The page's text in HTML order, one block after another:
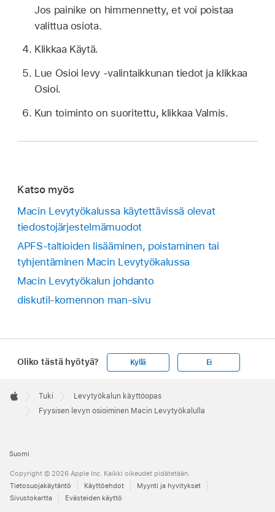
Jos painike on himmennetty, et voi poistaa
valittua osiota.
Klikkaa Käytä.
Lue Osioi levy -valintaikkunan tiedot ja klikkaa
Osioi.
Kun toiminto on suoritettu, klikkaa Valmis.
Katso myös
Macin Levytyökalussa käytettävissä olevat
tiedostojärjestelmämuodot
APFS-taltioiden lisääminen, poistaminen tai
tyhjentäminen Macin Levytyökalussa
Macin Levytyökalun johdanto
diskutil-komennon man-sivu
Oliko tästä hyötyä? Kyllä Ei
Footer

Apple
Tuki
Levytyökalun käyttöopas
Fyysisen levyn osioiminen Macin Levytyökalulla
Suomi
Copyright © 2026 Apple Inc. Kaikki oikeudet pidätetään.
Tietosuojakäytäntö
Käyttöehdot
Myynti ja hyvitykset
Sivustokartta
Evästeiden käyttö